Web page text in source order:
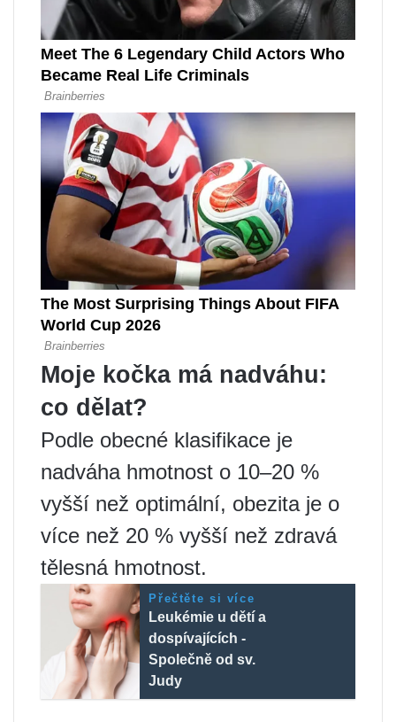
Moje kočka má nadváhu:
co dělat?
Podle obecné klasifikace je
nadváha hmotnost o 10–20 %
vyšší než optimální, obezita je o
více než 20 % vyšší než zdravá
tělesná hmotnost.
Přečtěte si více
Leukémie u dětí a
dospívajících -
Společně od sv.
Judy